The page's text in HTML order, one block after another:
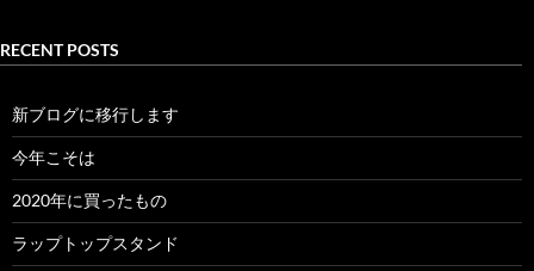
RECENT POSTS
新ブログに移行します
今年こそは
2020年に買ったもの
ラップトップスタンド